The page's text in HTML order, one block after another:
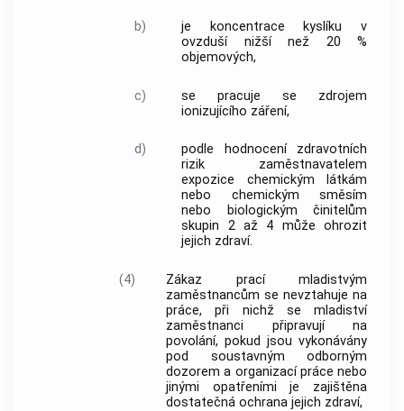
b)
je koncentrace kyslíku v
ovzduší nižší než 20 %
objemových,
c)
se pracuje se zdrojem
ionizujícího záření,
d)
podle hodnocení zdravotních
rizik zaměstnavatelem
expozice chemickým látkám
nebo chemickým směsím
nebo biologickým činitelům
skupin 2 až 4 může ohrozit
jejich zdraví.
(4)
Zákaz prací mladistvým
zaměstnancům se nevztahuje na
práce, při nichž se mladiství
zaměstnanci připravují na
povolání, pokud jsou vykonávány
pod soustavným odborným
dozorem a organizací práce nebo
jinými opatřeními je zajištěna
dostatečná ochrana jejich zdraví,